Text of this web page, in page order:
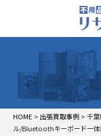
HOME > 出張買取事例 >千
ル/Bluetoothキーボード一体